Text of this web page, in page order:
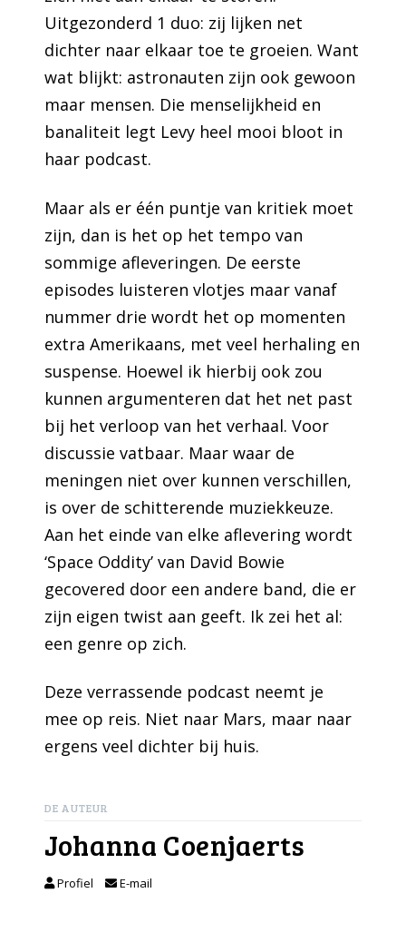
Uitgezonderd 1 duo: zij lijken net
dichter naar elkaar toe te groeien. Want
wat blijkt: astronauten zijn ook gewoon
maar mensen. Die menselijkheid en
banaliteit legt Levy heel mooi bloot in
haar podcast.
Maar als er één puntje van kritiek moet
zijn, dan is het op het tempo van
sommige afleveringen. De eerste
episodes luisteren vlotjes maar vanaf
nummer drie wordt het op momenten
extra Amerikaans, met veel herhaling en
suspense. Hoewel ik hierbij ook zou
kunnen argumenteren dat het net past
bij het verloop van het verhaal. Voor
discussie vatbaar. Maar waar de
meningen niet over kunnen verschillen,
is over de schitterende muziekkeuze.
Aan het einde van elke aflevering wordt
‘Space Oddity’ van David Bowie
gecovered door een andere band, die er
zijn eigen twist aan geeft. Ik zei het al:
een genre op zich.
Deze verrassende podcast neemt je
mee op reis. Niet naar Mars, maar naar
ergens veel dichter bij huis.
DE AUTEUR
Johanna Coenjaerts
Profiel E-mail